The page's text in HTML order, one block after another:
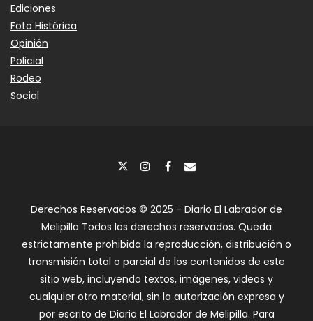
Ediciones
Foto Histórica
Opinión
Policial
Rodeo
Social
Derechos Reservados © 2025 - Diario El Labrador de
Melipilla Todos los derechos reservados. Queda
estrictamente prohibida la reproducción, distribución o
transmisión total o parcial de los contenidos de este
sitio web, incluyendo textos, imágenes, videos y
cualquier otro material, sin la autorización expresa y
por escrito de Diario El Labrador de Melipilla. Para